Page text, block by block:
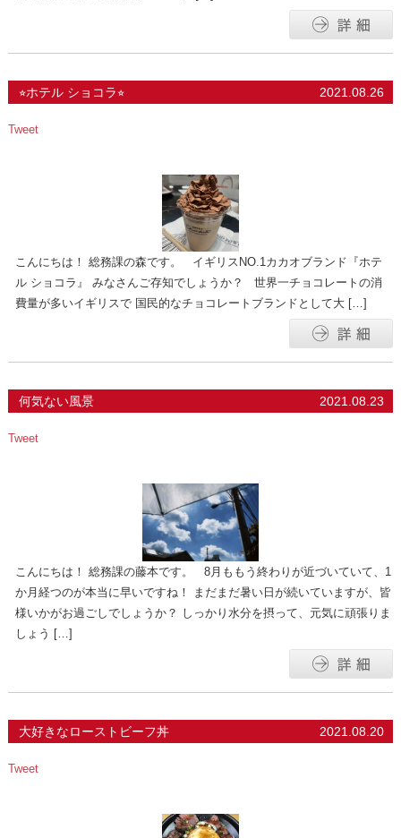
⭐︎ホテル ショコラ⭐︎ 2021.08.26
Tweet
こんにちは！ 総務課の森です。 イギリスNO.1カカオブランド『ホテ
ル ショコラ』 みなさんご存知でしょうか？ 世界一チョコレートの消
費量が多いイギリスで 国民的なチョコレートブランドとして大 […]
何気ない風景 2021.08.23
Tweet
こんにちは！ 総務課の藤本です。 8月ももう終わりが近づいていて、1
か月経つのが本当に早いですね！ まだまだ暑い日が続いていますが、皆
様いかがお過ごしでしょうか？ しっかり水分を摂って、元気に頑張りま
しょう […]
大好きなローストビーフ丼 2021.08.20
Tweet